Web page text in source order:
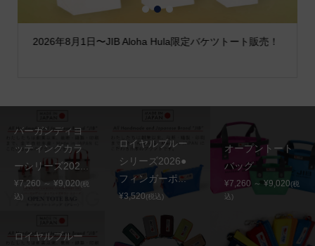
2026年8月1日〜JIB Aloha Hula限定バケツトート販売！
1 2 3
バーガンディヨ
ッティングカラ
ーシリーズ202...
¥7,260 ～ ¥9,020(税
込)
ロイヤルブルー
シリーズ2026●
フィンガーポ...
¥3,520(税込)
オープントート
バッグ
¥7,260 ～ ¥9,020(税
込)
ロイヤルブルー